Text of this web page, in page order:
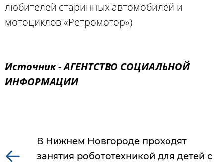
любителей старинных автомобилей и
мотоциклов «Ретромотор»)
Источник - АГЕНТСТВО СОЦИАЛЬНОЙ
ИНФОРМАЦИИ
В Нижнем Новгороде проходят
занятия робототехникой для детей с